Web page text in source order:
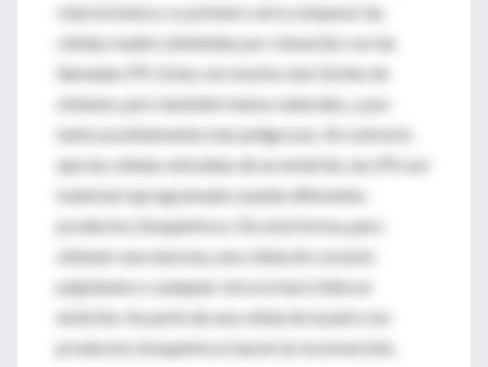
ciencia básica. Lo primero será comparar las
células madre obtenidas por clonación con las
llamadas IPS. Estas son mucho más fáciles de
obtener, pero también menos naturales, y por
tanto posiblemente más peligrosas. Al contrario
que las células extraídas de un embrión, las IPS son
material reprogramado usando diferentes
productos bioquímicos. De esta forma, para
obtener una neurona, una célula de corazón
palpitante o cualquier otra no hace falta un
embrión. Se parte de una célula de la piel y los
productos bioquímicos hacen la reconversión.